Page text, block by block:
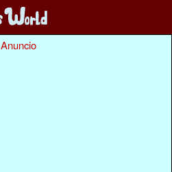
Anuncio